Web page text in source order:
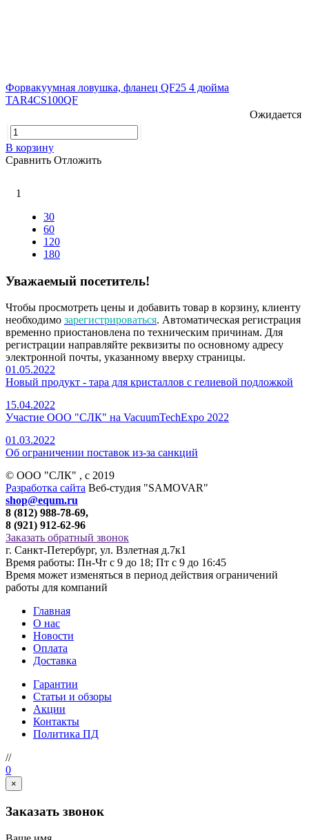
Форвакуумная ловушка, фланец QF25 4 дюйма
TAR4CS100QF
Ожидается
В корзину
Сравнить Отложить
1
30
60
120
180
Уважаемый посетитель!
Чтобы просмотреть цены и добавить товар в корзину, клиенту
необходимо зарегистрироваться. Автоматическая регистрация
временно приостановлена по техническим причинам. Для
регистрации направляйте реквизиты по основному адресу
электронной почты, указанному вверху страницы.
01.05.2022
Новый продукт - тара для кристаллов с гелиевой подложкой
15.04.2022
Участие ООО "СЛК" на VacuumTechExpo 2022
01.03.2022
Об ограничении поставок из-за санкций
© ООО "СЛК" , c 2019
Разработка сайта Веб-студия "SAMOVAR"
shop@equm.ru
8 (812) 988-78-69,
8 (921) 912-62-96
Заказать обратный звонок
г. Санкт-Петербург, ул. Взлетная д.7к1
Время работы: Пн-Чт с 9 до 18; Пт с 9 до 16:45
Время может изменяться в период действия ограничений
работы для компаний
Главная
О нас
Новости
Оплата
Доставка
Гарантии
Статьи и обзоры
Акции
Контакты
Политика ПД
//
0
×
Заказать звонок